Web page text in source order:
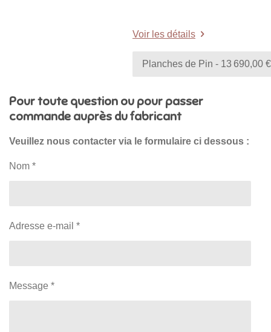
Voir les détails
Pour toute question ou pour passer
commande auprès du fabricant
Veuillez nous contacter via le formulaire ci dessous :
Nom *
Adresse e-mail *
Message *